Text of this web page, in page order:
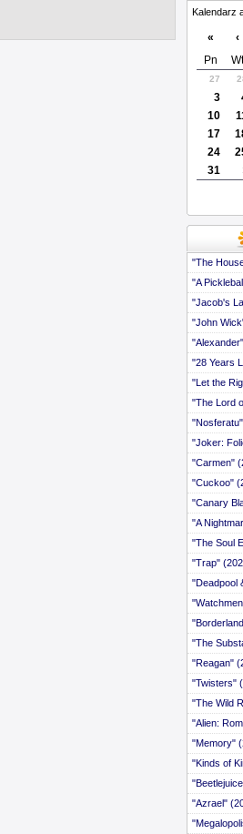
Kalendarz
« ‹
Pn
Wt
27
3
10
17
24
31
"The
"A
"Jacob's
"John
"28 Years
"Let the
"The Lord
"Joker:
"Carmen"
"Cuckoo"
"Canary
"A
"The Soul
"Trap"
"Deadpool
"The
"Reagan"
"Twisters"
"The Wild
"Alien:
"Memory"
"Kinds of
"Azrael"